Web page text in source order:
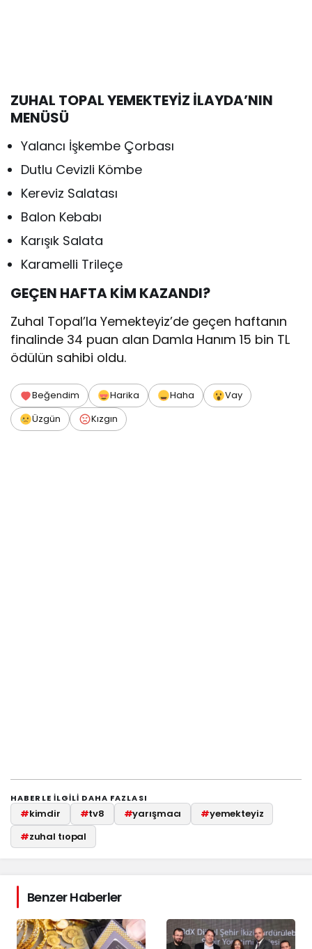
ZUHAL TOPAL YEMEKTEYİZ İLAYDA’NIN
MENÜSÜ
Yalancı İşkembe Çorbası
Dutlu Cevizli Kömbe
Kereviz Salatası
Balon Kebabı
Karışık Salata
Karamelli Trileçe
GEÇEN HAFTA KİM KAZANDI?
Zuhal Topal’la Yemekteyiz’de geçen haftanın
finalinde 34 puan alan Damla Hanım 15 bin TL
ödülün sahibi oldu.
Beğendim Harika Haha
Vay
Üzgün
Kızgın
HABERLE ILGILI DAHA FAZLASI
#kimdir #tv8 #yarışmacı #yemekteyiz
#zuhal tıopal
Benzer Haberler